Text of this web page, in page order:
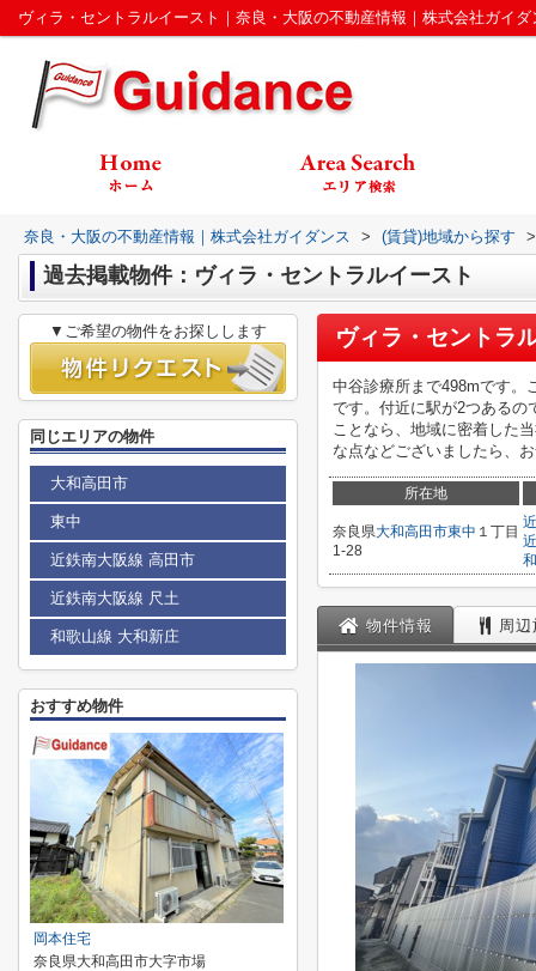
ヴィラ・セントラルイースト｜奈良・大阪の不動産情報｜株式会社ガイダ
奈良・大阪の不動産情報｜株式会社ガイダンス > (賃貸)地域から探す >
過去掲載物件：ヴィラ・セントラルイースト
ヴィラ・セントラ
中谷診療所まで498mです。
です。付近に駅が2つあるの
ことなら、地域に密着した
な点などございましたら、
所在地
奈良県大和高田市東中 １丁目
1-28
物件情報 周
▼ご希望の物件をお探しします
同じエリアの物件
大和高田市
東中
近鉄南大阪線 高田市
近鉄南大阪線 尺土
和歌山線 大和新庄
おすすめ物件
岡本住宅
奈良県大和高田市大字市場